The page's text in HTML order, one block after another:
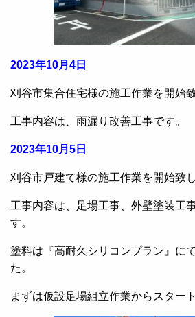
2023年10月4日
刈谷市集合住宅様の施工作業を開始
工事内容は、雨漏り改善工事です。
2023年10月5日
刈谷市戸建て様の施工作業を開始致
工事内容は、足場工事、外壁塗装工
す。
塗料は『高耐久シリコンプラン』に
た。
まずは仮設足場組立作業からスター